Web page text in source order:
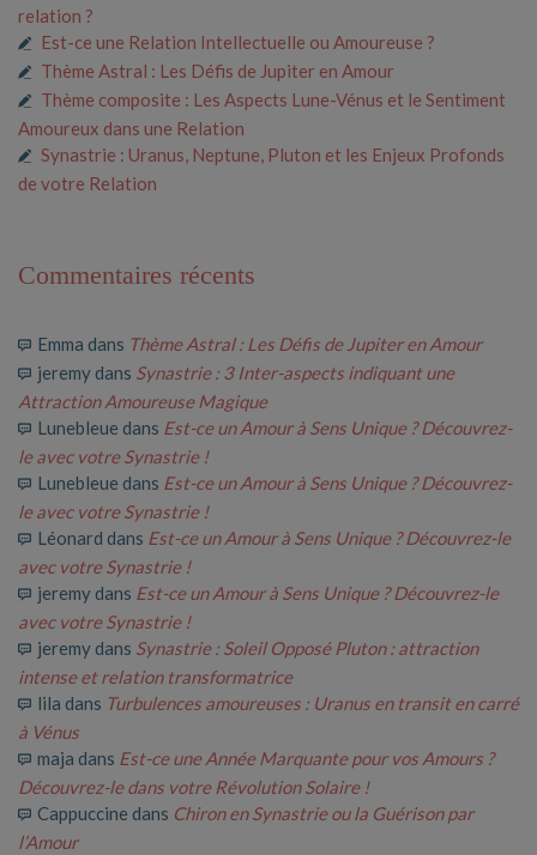
relation ?
Est-ce une Relation Intellectuelle ou Amoureuse ?
Thème Astral : Les Défis de Jupiter en Amour
Thème composite : Les Aspects Lune-Vénus et le Sentiment
Amoureux dans une Relation
Synastrie : Uranus, Neptune, Pluton et les Enjeux Profonds
de votre Relation
Commentaires récents
Emma dans Thème Astral : Les Défis de Jupiter en Amour
jeremy dans Synastrie : 3 Inter-aspects indiquant une
Attraction Amoureuse Magique
Lunebleue dans Est-ce un Amour à Sens Unique ? Découvrez-
le avec votre Synastrie !
Lunebleue dans Est-ce un Amour à Sens Unique ? Découvrez-
le avec votre Synastrie !
Léonard dans Est-ce un Amour à Sens Unique ? Découvrez-le
avec votre Synastrie !
jeremy dans Est-ce un Amour à Sens Unique ? Découvrez-le
avec votre Synastrie !
jeremy dans Synastrie : Soleil Opposé Pluton : attraction
intense et relation transformatrice
lila dans Turbulences amoureuses : Uranus en transit en carré
à Vénus
maja dans Est-ce une Année Marquante pour vos Amours ?
Découvrez-le dans votre Révolution Solaire !
Cappuccine dans Chiron en Synastrie ou la Guérison par
l’Amour